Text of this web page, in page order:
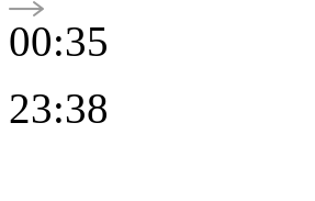
00:35
23:38